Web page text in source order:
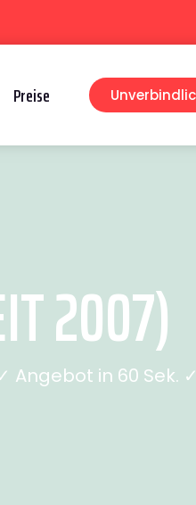
Preise
2007)
Angebot in 60 Sek. ✓